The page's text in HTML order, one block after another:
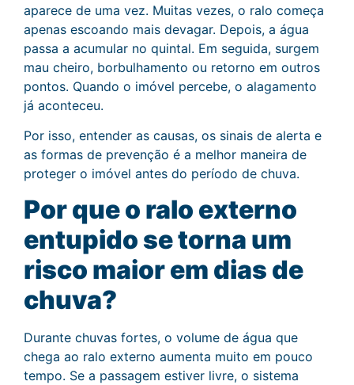
aparece de uma vez. Muitas vezes, o ralo começa
apenas escoando mais devagar. Depois, a água
passa a acumular no quintal. Em seguida, surgem
mau cheiro, borbulhamento ou retorno em outros
pontos. Quando o imóvel percebe, o alagamento
já aconteceu.
Por isso, entender as causas, os sinais de alerta e
as formas de prevenção é a melhor maneira de
proteger o imóvel antes do período de chuva.
Por que o ralo externo
entupido se torna um
risco maior em dias de
chuva?
Durante chuvas fortes, o volume de água que
chega ao ralo externo aumenta muito em pouco
tempo. Se a passagem estiver livre, o sistema